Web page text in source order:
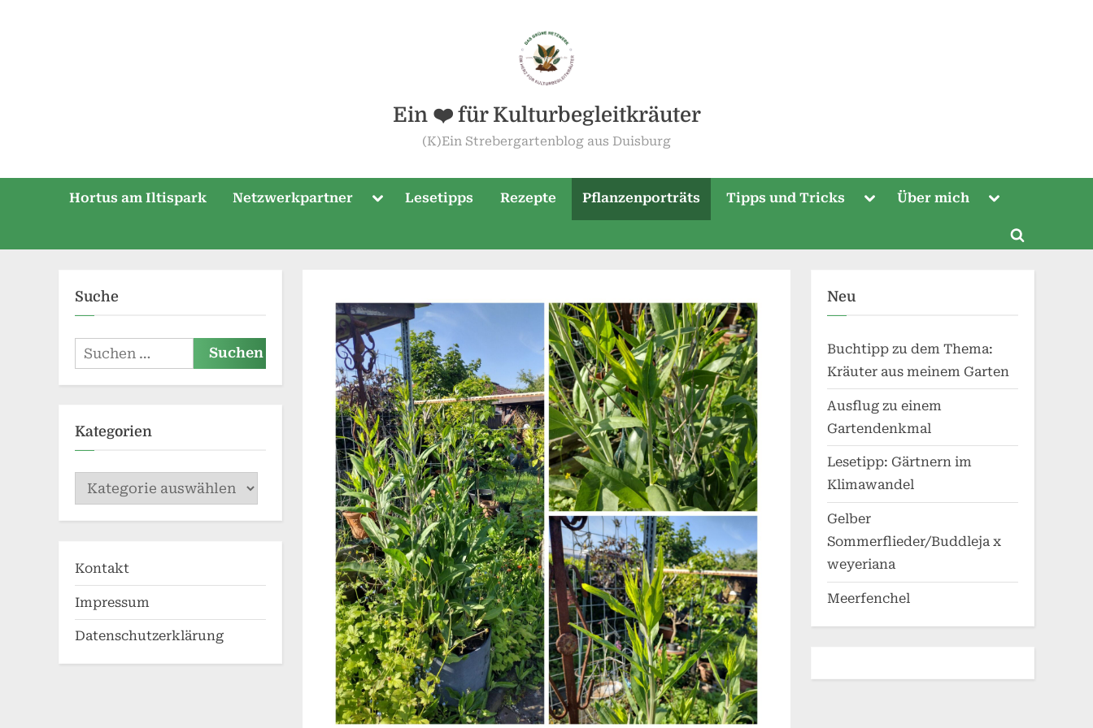
Ein ❤️ für Kulturbegleitkräuter
(K)Ein Strebergartenblog aus Duisburg
Hortus am Iltispark Netzwerkpartner
ToggleLesetipps Rezepte Pflanzenporträts Tipps und Tricks
ToggleÜber mich
Toggle
Toggle
Suche
Suchen
nach:
Kategorien
Kategorien
Kontakt
Impressum
Datenschutzerklärung
Neu
Buchtipp zu dem Thema:
Kräuter aus meinem Garten
Ausflug zu einem
Gartendenkmal
Lesetipp: Gärtnern im
Klimawandel
Gelber
Sommerflieder/Buddleja x
weyeriana
Meerfenchel